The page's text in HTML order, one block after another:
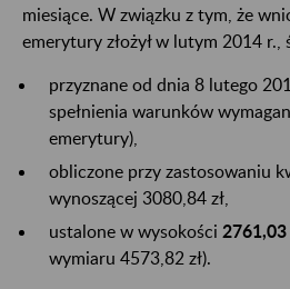
miesiące. W związku z tym, że
emerytury złożył w lutym 2014 r.,
przyznane od dnia 8 lutego
spełnienia warunków
emerytury),
obliczone przy zastosowaniu
wynoszącej 3080,84 zł,
ustalone w wysokości 2761,03
wymiaru 4573,82 zł).